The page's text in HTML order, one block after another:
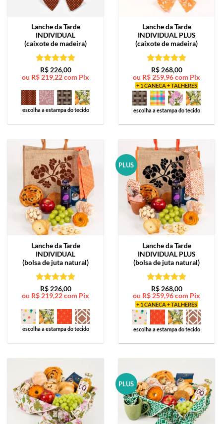
Lanche da Tarde
INDIVIDUAL
(caixote de madeira)
Avaliação5
de 5
R$226,00
ou R$ 219,22com Pix
escolha a estampa do tecido
Lanche da Tarde
INDIVIDUAL PLUS
(caixote de madeira)
Avaliação5
de 5
R$268,00
ou R$ 259,96com Pix
+ 1 CANECA + TALHERES
escolha a estampa do tecido
Lanche da Tarde
INDIVIDUAL
(bolsa de juta natural)
Avaliação5
de 5
R$226,00
ou R$219,22com Pix
escolha a estampa do tecido
PLUS
Lanche da Tarde
INDIVIDUAL PLUS
(bolsa de juta natural)
Avaliação5
de 5
R$268,00
ou R$259,96com Pix
+ 1 CANECA + TALHERES
escolha a estampa do tecido
PLUS